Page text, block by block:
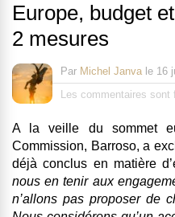
Europe, budget
2 mesures
Par Michel Janva le 16
Les commentaires sont
A la veille du sommet
Commission, Barroso,a
déjà conclus en matière
nous en tenir aux
n’allons pas proposer de